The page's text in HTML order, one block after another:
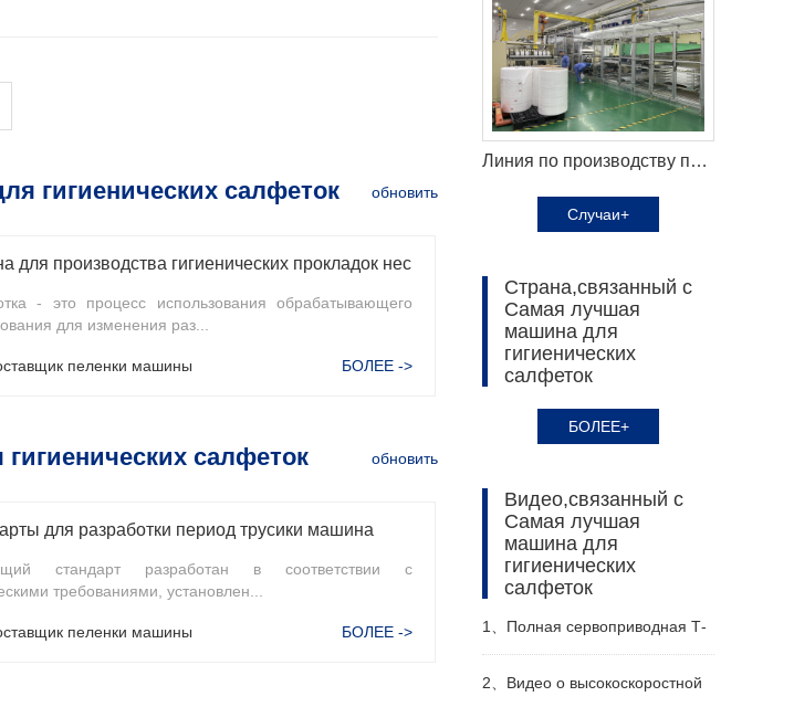
гигиенических салфеток обновить
для обслуживания и примечаний
- это процесс использования обрабатывающего
для изменения раз...
пеленки машины БОЛЕЕ ->
салфеток обновить
Развитие и необходимость инноваций для разработки период трусики машина
стандарт разработан в соответствии с
требованиями, установлен...
пеленки машины БОЛЕЕ ->
Линия по производству подгузников для взрослых Haina помогает клиентам из Центральной Азии увеличить производственные мощности
Случаи+
Страна,связанный с
Самая лучшая
машина для
гигиенических
салфеток
БОЛЕЕ+
Видео,связанный с
Самая лучшая
машина для
гигиенических
салфеток
1、 Полная сервоприводная Т-
образная линия по
2、 Видео о высокоскоростной